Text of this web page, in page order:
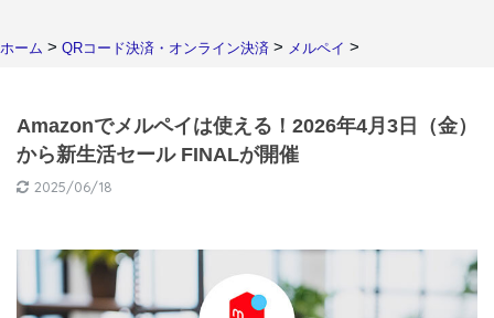
ホーム > QRコード決済・オンライン決済 > メルペイ >
Amazonでメルペイは使える！2026年4月3日（金）
から新生活セール FINALが開催
2025/06/18